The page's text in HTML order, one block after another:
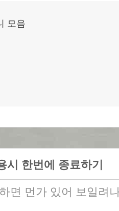
모음
시 한번에 종료하기
면 먼가 있어 보일려